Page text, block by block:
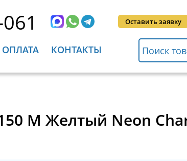
Оставить заявку
ОПЛАТА КОНТАКТЫ
M Желтый Neon